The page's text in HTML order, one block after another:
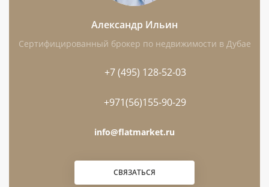
Чем интересен этот лот
завершения работ, можно организовать
комплектацию.
Планировка с 3 спальнями и 5 санузлами
подходит для семьи, которая ценит
Александр Ильин
Сертифицированный брокер по недвижимости в Дубае
+7 (495) 128-52-03
+971(56)155-90-29
info@flatmarket.ru
СВЯЗАТЬСЯ